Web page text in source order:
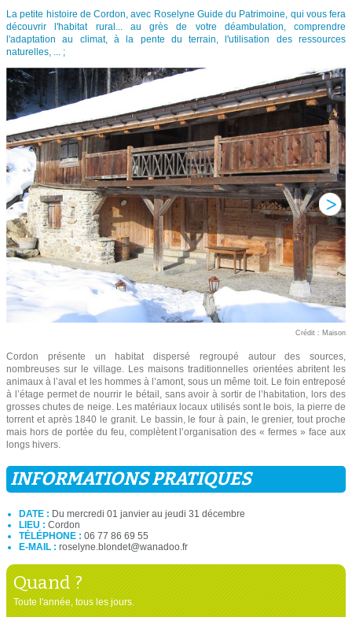
La petite histoire de Cordon, avec Roselyne Guide du Patrimoine, qui vous fera
découvrir l'habitat rural... au grès de votre déambulation, comprendre
l'adaptation au climat, à la pente du terrain, l'utilisation des ressources
naturelles, ... ;
Crédit : Maison
Cordon présente un habitat dispersé regroupé autour des sources,
nombreuses sur le village. Les maisons traditionnelles orientées abritent les
animaux à l’aval et les hommes à l’amont, sous un même toit. Le foin entreposé
à l’étage permet de nourrir le bétail, sans avoir à sortir de l’habitation, lors des
grosses chutes de neige. Les matériaux locaux utilisés sont le bois, la pierre de
torrent et après 1840 le granit. Le bassin, le four à pain, le grenier, tout proche
mais hors de portée du feu, complètent l’organisation des « fermes » face aux
longs hivers.
INFORMATIONS PRATIQUES
DATE : Du mercredi 01 janvier au jeudi 31 décembre
LIEU : Cordon
TÉLÉPHONE : 06 77 86 69 55
E-MAIL : roselyne.blondet@wanadoo.fr
Quand ?
Toute l'année, tous les jours.